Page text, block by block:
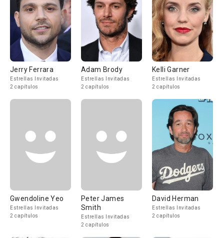
Jerry Ferrara
Estrellas Invitadas
2 capítulos
Adam Brody
Estrellas Invitadas
2 capítulos
Kelli Garner
Estrellas Invitadas
2 capítulos
Gwendoline Yeo
Estrellas Invitadas
2 capítulos
Peter James
Smith
Estrellas Invitadas
2 capítulos
David Herman
Estrellas Invitadas
2 capítulos